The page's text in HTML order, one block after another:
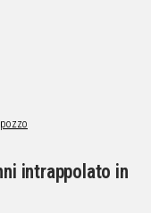
intrappolato in